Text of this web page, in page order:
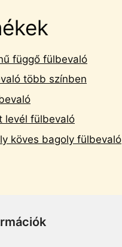
függő fülbevaló
több színben
levél fülbevaló
köves bagoly fülbevaló